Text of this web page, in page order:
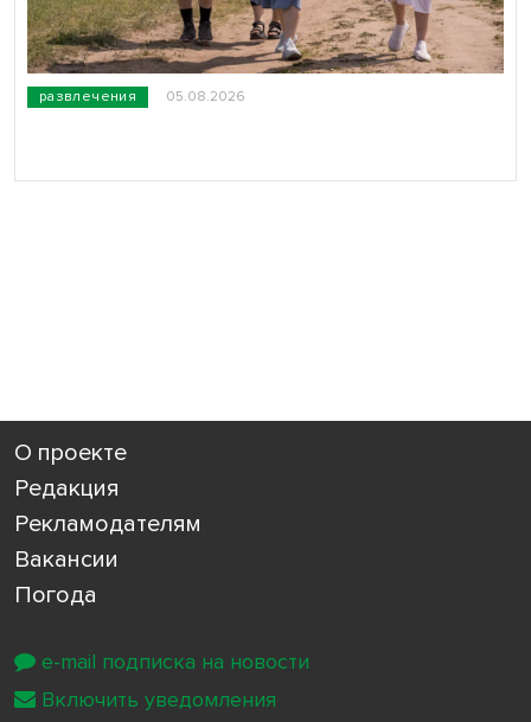
развлечения 05.08.2026
О проекте
Редакция
Рекламодателям
Вакансии
Погода
e-mail подписка на новости
Включить уведомления